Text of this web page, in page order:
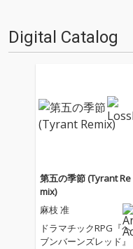
Digital Catalog
第五の季節 (Tyrant Re
mix)
麻枝 准
ドラマチックRPG『ヘ
ブンバーンズレッド』